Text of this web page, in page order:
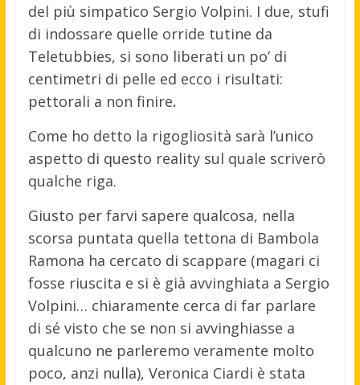
del più simpatico Sergio Volpini. I due, stufi
di indossare quelle orride tutine da
Teletubbies, si sono liberati un po’ di
centimetri di pelle ed ecco i risultati:
pettorali a non finire.
Come ho detto la rigogliosità sarà l’unico
aspetto di questo reality sul quale scriverò
qualche riga.
Giusto per farvi sapere qualcosa, nella
scorsa puntata quella tettona di Bambola
Ramona ha cercato di scappare (magari ci
fosse riuscita e si è già avvinghiata a Sergio
Volpini… chiaramente cerca di far parlare
di sé visto che se non si avvinghiasse a
qualcuno ne parleremo veramente molto
poco, anzi nulla), Veronica Ciardi è stata